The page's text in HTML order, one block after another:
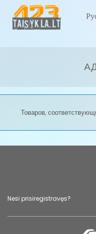
Товаров,
Nesi prisiregistravęs?